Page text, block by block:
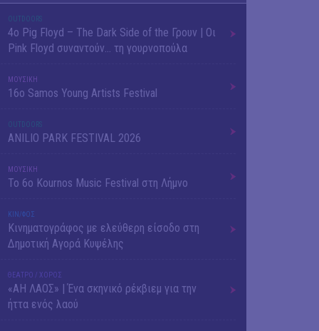
OUTDΟORS
4ο Pig Floyd – The Dark Side of the Γρουν | Οι
Pink Floyd συναντούν… τη γουρνοπούλα
ΜΟΥΣΙΚΗ
16o Samos Young Artists Festival
OUTDΟORS
ANILIO PARK FESTIVAL 2026
ΜΟΥΣΙΚΗ
Το 6ο Kournos Music Festival στη Λήμνο
ΚΙΝ/ΦΟΣ
Κινηματογράφος με ελεύθερη είσοδο στη
Δημοτική Αγορά Κυψέλης
ΘΕΑΤΡΟ / ΧΟΡΟΣ
«ΑΗ ΛΑΟΣ» | Ένα σκηνικό ρέκβιεμ για την
ήττα ενός λαού